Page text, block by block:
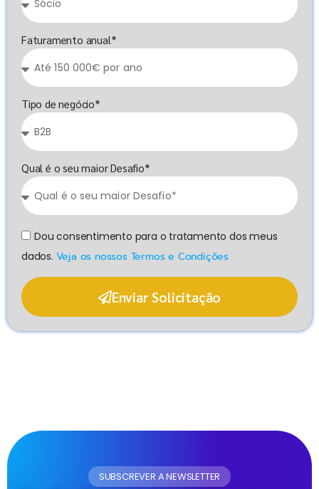
Faturamento anual*
Tipo de negócio*
Qual é o seu maior Desafio*
Dou consentimento para o tratamento dos meus
dados. Veja os nossos Termos e Condições
Enviar Solicitação
SUBSCREVER A NEWSLETTER